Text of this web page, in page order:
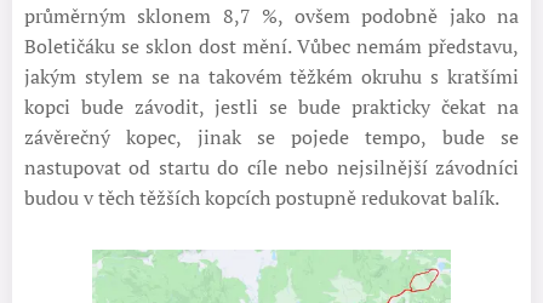
průměrným sklonem 8,7 %, ovšem podobně jako na
Boletičáku se sklon dost mění. Vůbec nemám představu,
jakým stylem se na takovém těžkém okruhu s kratšími
kopci bude závodit, jestli se bude prakticky čekat na
závěrečný kopec, jinak se pojede tempo, bude se
nastupovat od startu do cíle nebo nejsilnější závodníci
budou v těch těžších kopcích postupně redukovat balík.